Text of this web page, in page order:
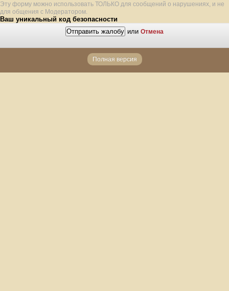
Эту форму можно использовать ТОЛЬКО для сообщений о нарушениях, и не
для общения с Модератором.
Ваш уникальный код безопасности
или Отмена
Полная версия